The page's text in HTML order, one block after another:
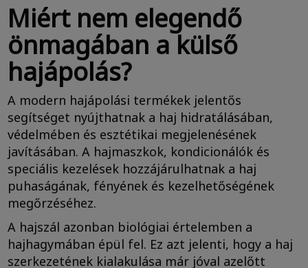
Miért nem elegendő
önmagában a külső
hajápolás?
A modern hajápolási termékek jelentős
segítséget nyújthatnak a haj hidratálásában,
védelmében és esztétikai megjelenésének
javításában. A hajmaszkok, kondicionálók és
speciális kezelések hozzájárulhatnak a haj
puhaságának, fényének és kezelhetőségének
megőrzéséhez.
A hajszál azonban biológiai értelemben a
hajhagymában épül fel. Ez azt jelenti, hogy a haj
szerkezetének kialakulása már jóval azelőtt